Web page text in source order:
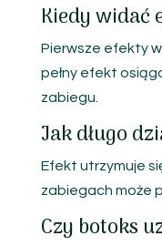
Kiedy widać
Pierwsze efekty
pełny efekt
zabiegu.
Jak długo
Efekt utrzymuje
zabiegach może
Czy botoks